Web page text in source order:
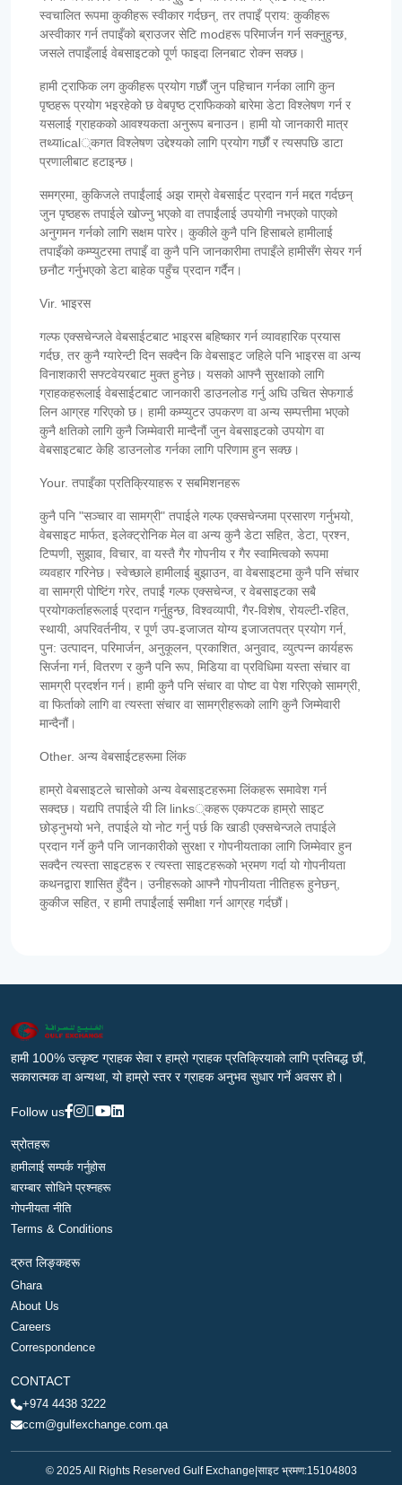
स्वचालित रूपमा कुकीहरू स्वीकार गर्दछन्, तर तपाइँ प्राय: कुकीहरू
अस्वीकार गर्न तपाइँको ब्राउजर सेटि modहरू परिमार्जन गर्न सक्नुहुन्छ,
जसले तपाइँलाई वेबसाइटको पूर्ण फाइदा लिनबाट रोक्न सक्छ।
हामी ट्राफिक लग कुकीहरू प्रयोग गर्छौं जुन पहिचान गर्नका लागि कुन
पृष्ठहरू प्रयोग भइरहेको छ वेबपृष्ठ ट्राफिकको बारेमा डेटा विश्लेषण गर्न र
यसलाई ग्राहकको आवश्यकता अनुरूप बनाउन। हामी यो जानकारी मात्र
तथ्याical्कगत विश्लेषण उद्देश्यको लागि प्रयोग गर्छौं र त्यसपछि डाटा
प्रणालीबाट हटाइन्छ।
समग्रमा, कुकिजले तपाईंलाई अझ राम्रो वेबसाईट प्रदान गर्न मद्दत गर्दछन्
जुन पृष्ठहरू तपाईले खोज्नु भएको वा तपाईंलाई उपयोगी नभएको पाएको
अनुगमन गर्नको लागि सक्षम पारेर। कुकीले कुनै पनि हिसाबले हामीलाई
तपाइँको कम्प्युटरमा तपाइँ वा कुनै पनि जानकारीमा तपाइँले हामीसँग सेयर गर्न
छनौट गर्नुभएको डेटा बाहेक पहुँच प्रदान गर्दैन।
Vir. भाइरस
गल्फ एक्सचेन्जले वेबसाईटबाट भाइरस बहिष्कार गर्न व्यावहारिक प्रयास
गर्दछ, तर कुनै ग्यारेन्टी दिन सक्दैन कि वेबसाइट जहिले पनि भाइरस वा अन्य
विनाशकारी सफ्टवेयरबाट मुक्त हुनेछ। यसको आफ्नै सुरक्षाको लागि
ग्राहकहरूलाई वेबसाईटबाट जानकारी डाउनलोड गर्नु अघि उचित सेफगार्ड
लिन आग्रह गरिएको छ। हामी कम्प्युटर उपकरण वा अन्य सम्पत्तीमा भएको
कुनै क्षतिको लागि कुनै जिम्मेवारी मान्दैनौं जुन वेबसाइटको उपयोग वा
वेबसाइटबाट केहि डाउनलोड गर्नका लागि परिणाम हुन सक्छ।
Your. तपाइँका प्रतिक्रियाहरू र सबमिशनहरू
कुनै पनि "सञ्चार वा सामग्री" तपाईले गल्फ एक्सचेन्जमा प्रसारण गर्नुभयो,
वेबसाइट मार्फत, इलेक्ट्रोनिक मेल वा अन्य कुनै डेटा सहित, डेटा, प्रश्न,
टिप्पणी, सुझाव, विचार, वा यस्तै गैर गोपनीय र गैर स्वामित्वको रूपमा
व्यवहार गरिनेछ। स्वेच्छाले हामीलाई बुझाउन, वा वेबसाइटमा कुनै पनि संचार
वा सामग्री पोष्टिंग गरेर, तपाईं गल्फ एक्सचेन्ज, र वेबसाइटका सबै
प्रयोगकर्ताहरूलाई प्रदान गर्नुहुन्छ, विश्वव्यापी, गैर-विशेष, रोयल्टी-रहित,
स्थायी, अपरिवर्तनीय, र पूर्ण उप-इजाजत योग्य इजाजतपत्र प्रयोग गर्न,
पुन: उत्पादन, परिमार्जन, अनुकूलन, प्रकाशित, अनुवाद, व्युत्पन्न कार्यहरू
सिर्जना गर्न, वितरण र कुनै पनि रूप, मिडिया वा प्रविधिमा यस्ता संचार वा
सामग्री प्रदर्शन गर्न। हामी कुनै पनि संचार वा पोष्ट वा पेश गरिएको सामग्री,
वा फिर्ताको लागि वा त्यस्ता संचार वा सामग्रीहरूको लागि कुनै जिम्मेवारी
मान्दैनौं।
Other. अन्य वेबसाईटहरूमा लिंक
हाम्रो वेबसाइटले चासोको अन्य वेबसाइटहरूमा लिंकहरू समावेश गर्न
सक्दछ। यद्यपि तपाईले यी लि links्कहरू एकपटक हाम्रो साइट
छोड्नुभयो भने, तपाईले यो नोट गर्नु पर्छ कि खाडी एक्सचेन्जले तपाईले
प्रदान गर्ने कुनै पनि जानकारीको सुरक्षा र गोपनीयताका लागि जिम्मेवार हुन
सक्दैन त्यस्ता साइटहरू र त्यस्ता साइटहरूको भ्रमण गर्दा यो गोपनीयता
कथनद्वारा शासित हुँदैन। उनीहरूको आफ्नै गोपनीयता नीतिहरू हुनेछन्,
कुकीज सहित, र हामी तपाईंलाई समीक्षा गर्न आग्रह गर्दछौं।
हामी 100% उत्कृष्ट ग्राहक सेवा र हाम्रो ग्राहक प्रतिक्रियाको लागि प्रतिबद्ध छौं,
सकारात्मक वा अन्यथा, यो हाम्रो स्तर र ग्राहक अनुभव सुधार गर्ने अवसर हो।
Follow us
स्रोतहरू
हामीलाई सम्पर्क गर्नुहोस
बारम्बार सोधिने प्रश्नहरू
गोपनीयता नीति
Terms & Conditions
द्रुत लिङ्कहरू
Ghara
About Us
Careers
Correspondence
CONTACT
+974 4438 3222
ccm@gulfexchange.com.qa
© 2025 All Rights Reserved Gulf Exchange साइट भ्रमण:15104803